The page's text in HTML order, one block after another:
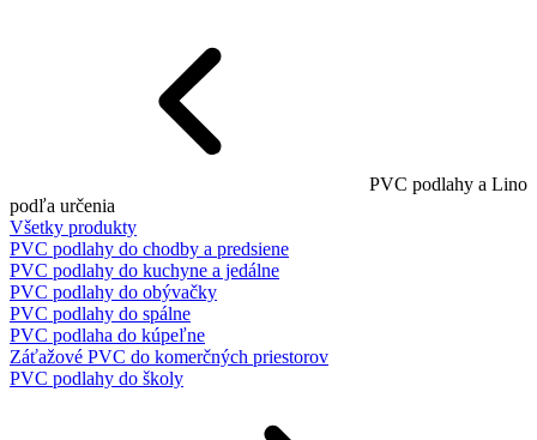
PVC podlahy a Lino
podľa určenia
Všetky produkty
PVC podlahy do chodby a predsiene
PVC podlahy do kuchyne a jedálne
PVC podlahy do obývačky
PVC podlahy do spálne
PVC podlaha do kúpeľne
Záťažové PVC do komerčných priestorov
PVC podlahy do školy